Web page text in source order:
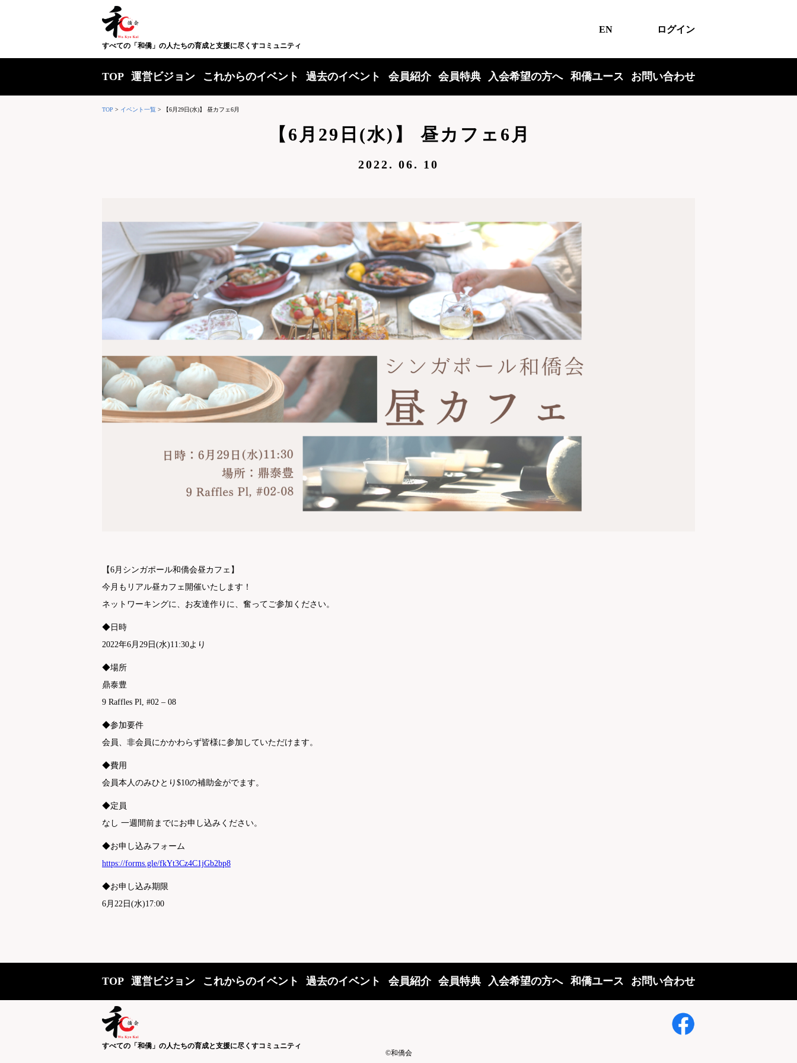
すべての「和僑」の人たちの育成と支援に尽くすコミュニティ
EN ログイン
TOP 運営ビジョン これからのイベント 過去のイベント 会員紹介 会員特典 入会希望の方へ 和僑ユース お問い合わせ
TOP > イベント一覧 > 【6月29日(水)】 昼カフェ6月
【6月29日(水)】 昼カフェ6月
2022. 06. 10
【6月シンガポール和僑会昼カフェ】
今月もリアル昼カフェ開催いたします！
ネットワーキングに、お友達作りに、奮ってご参加ください。
◆日時
2022年6月29日(水)11:30より
◆場所
鼎泰豊
9 Raffles Pl, #02 – 08
◆参加要件
会員、非会員にかかわらず皆様に参加していただけます。
◆費用
会員本人のみひとり$10の補助金がでます。
◆定員
なし 一週間前までにお申し込みください。
◆お申し込みフォーム
https://forms.gle/fkYt3Cz4C1jGb2bp8
◆お申し込み期限
6月22日(水)17:00
TOP 運営ビジョン これからのイベント 過去のイベント 会員紹介 会員特典 入会希望の方へ 和僑ユース お問い合わせ
すべての「和僑」の人たちの育成と支援に尽くすコミュニティ
©和僑会